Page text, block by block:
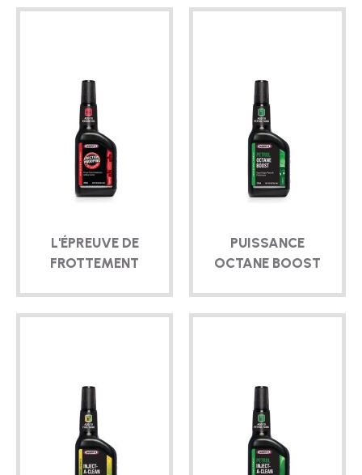
L'ÉPREUVE DE
FROTTEMENT
PUISSANCE
OCTANE BOOST